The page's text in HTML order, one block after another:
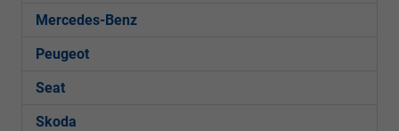
Mercedes-Benz
Peugeot
Seat
Skoda